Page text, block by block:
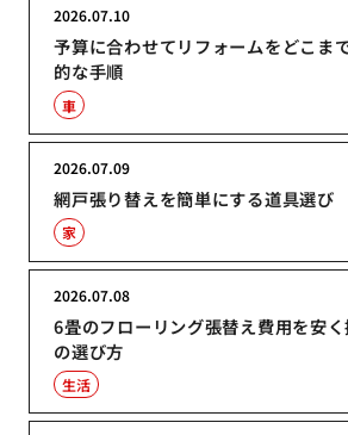
予算に合わせてリフォームをどこま
的な手順
2026.07.10
車
網戸張り替えを簡単にする道具選び
2026.07.09
家
6畳のフローリング張替え費用を安
の選び方
2026.07.08
生活